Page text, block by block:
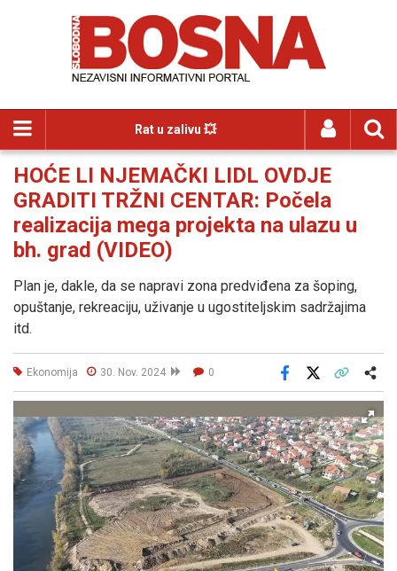
Rat u zalivu 💥
HOĆE LI NJEMAČKI LIDL OVDJE
GRADITI TRŽNI CENTAR: Počela
realizacija mega projekta na ulazu u
bh. grad (VIDEO)
Plan je, dakle, da se napravi zona predviđena za šoping,
opuštanje, rekreaciju, uživanje u ugostiteljskim sadržajima
itd.
Ekonomija 30. Nov. 2024 0
Facebook